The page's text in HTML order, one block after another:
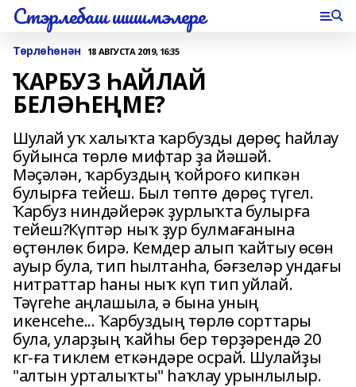
Стэрлебаш шишмэлере
Төрлөһөнән 18 АВГУСТА 2019, 16:35
ҠАРБУЗ ҺАЙЛАЙ
БЕЛӘҺЕҢМЕ?
Шулай уҡ халыҡта ҡарбузды дөрөҫ һайлау
буйынса төрлө мифтар ҙа йәшәй.
Мәҫәлән, ҡарбуздың ҡойроғо кипкән
булырға тейеш. Был төптө дөрөҫ түгел.
Ҡарбуз ниндәйерәк ҙурлыҡта булырға
тейеш?Күптәр ныҡ ҙур булмағанына
өҫтөнлөк бирә. Кемдер алып ҡайтыу өсөн
ауыр була, тип һылтанһа, бәғзеләр ундағы
нитраттар һаны ныҡ күп тип уйлай.
Тәүгеһе аңлашыла, ә бына уның
икенсеһе... Ҡарбуздың төрлө сорттары
була, уларҙың ҡайһы бер төрҙәрендә 20
кг-ға тиклем еткәндәре осрай. Шулайҙы
"алтын урталыҡты" һаҡлау урынлылыр.